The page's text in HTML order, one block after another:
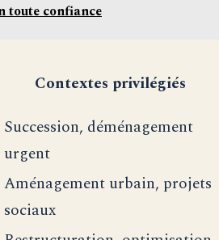
toute confiance
Contextes privilégiés
Succession, déménagement
urgent
Aménagement urbain, projets
sociaux